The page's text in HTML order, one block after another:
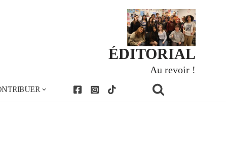
ÉDITORIAL
Au revoir !